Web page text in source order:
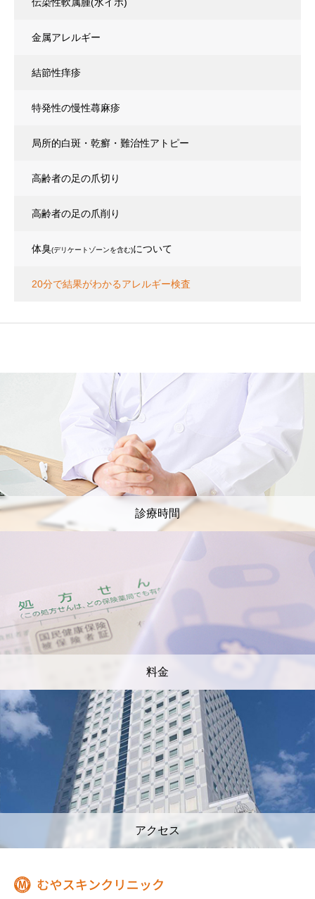
金属アレルギー
結節性痒疹
特発性の慢性蕁麻疹
局所的白斑・乾癬・難治性アトピー
高齢者の足の爪切り
高齢者の足の爪削り
体臭(デリケートゾーンを含む)について
20分で結果がわかるアレルギー検査
(イムノキャップラピッドアレルゲン8)
診療時間
料金
アクセス